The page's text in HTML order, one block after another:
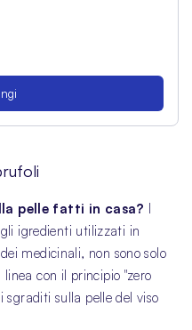
pelle fatti in casa? I
igredienti utilizzati in
medicinali, non sono solo
con il principio "zero
sulla pelle del viso